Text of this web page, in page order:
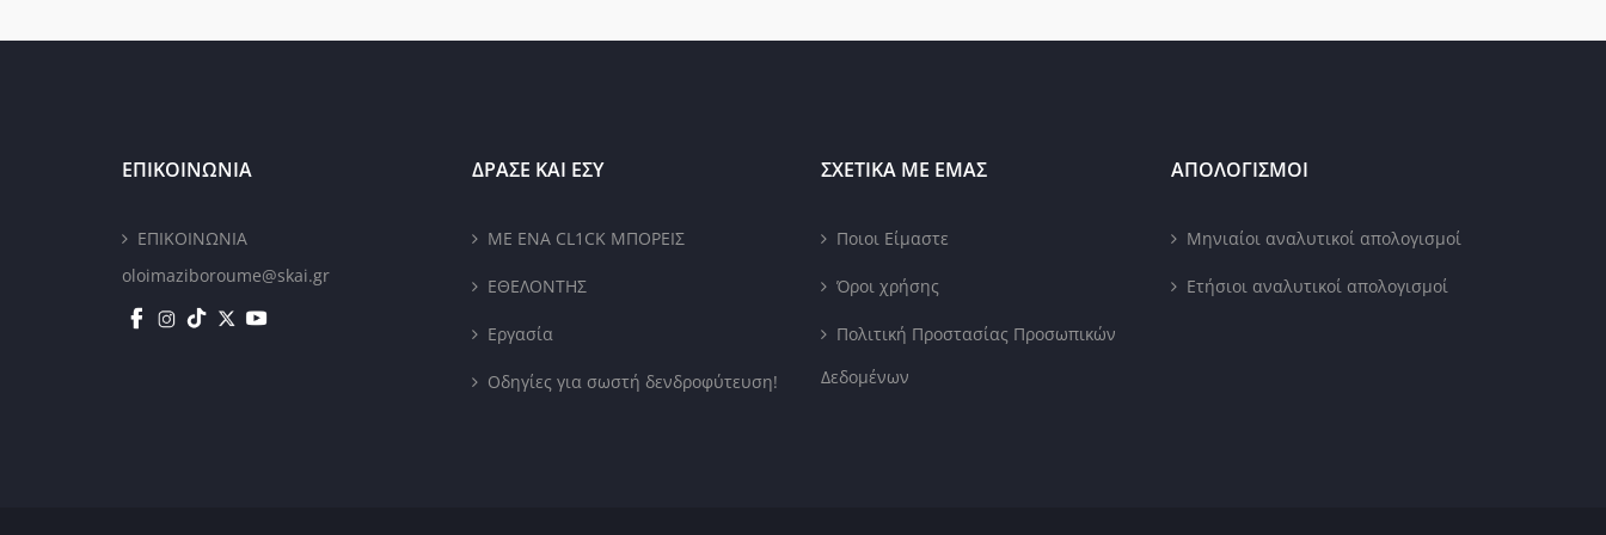
ΕΠΙΚΟΙΝΩΝΙΑ
ΕΠΙΚΟΙΝΩΝΙΑ
oloimaziboroume@skai.gr
ΔΡΑΣΕ ΚΑΙ ΕΣΥ
ΜΕ ΕΝΑ CL1CK ΜΠΟΡΕΙΣ
ΕΘΕΛΟΝΤΗΣ
Εργασία
Οδηγίες για σωστή δενδροφύτευση!
ΣΧΕΤΙΚΑ ΜΕ ΕΜΑΣ
Ποιοι Είμαστε
Όροι χρήσης
Πολιτική Προστασίας Προσωπικών
Δεδομένων
ΑΠΟΛΟΓΙΣΜΟΙ
Μηνιαίοι αναλυτικοί απολογισμοί
Ετήσιοι αναλυτικοί απολογισμοί